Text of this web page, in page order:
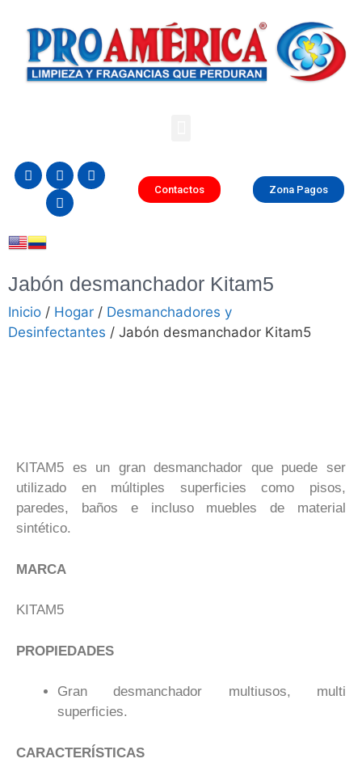
Contactos Zona Pagos
Jabón desmanchador Kitam5
Inicio / Hogar / Desmanchadores y
Desinfectantes / Jabón desmanchador Kitam5
KITAM5 es un gran desmanchador que puede ser
utilizado en múltiples superficies como pisos,
paredes, baños e incluso muebles de material
sintético.
MARCA
KITAM5
PROPIEDADES
Gran desmanchador multiusos, multi
superficies.
CARACTERÍSTICAS